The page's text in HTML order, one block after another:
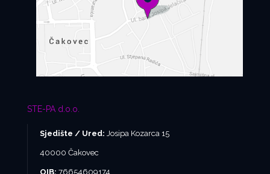
STE-PA d.o.o.
Sjedište / Ured: Josipa Kozarca 15
40000 Čakovec
OIB: 76654609174